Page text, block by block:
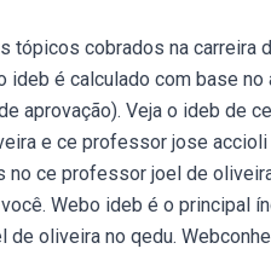
tópicos cobrados na
é calculado com base
aprovação). Veja o ideb de
e ce professor jose
no ce professor joel de
Webo ideb é o principal
oliveira no qedu.